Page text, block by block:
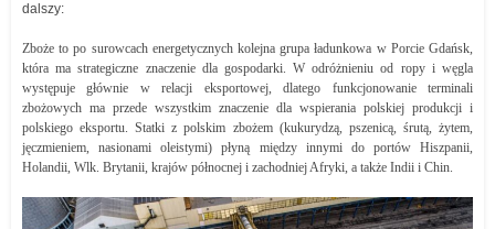
dalszy:
Zboże to po surowcach energetycznych kolejna grupa ładunkowa w Porcie Gdańsk,
która ma strategiczne znaczenie dla gospodarki. W odróżnieniu od ropy i węgla
występuje głównie w relacji eksportowej, dlatego funkcjonowanie terminali
zbożowych ma przede wszystkim znaczenie dla wspierania polskiej produkcji i
polskiego eksportu. Statki z polskim zbożem (kukurydzą, pszenicą, śrutą, żytem,
jęczmieniem, nasionami oleistymi) płyną między innymi do portów Hiszpanii,
Holandii, Wlk. Brytanii, krajów północnej i zachodniej Afryki, a także Indii i Chin.